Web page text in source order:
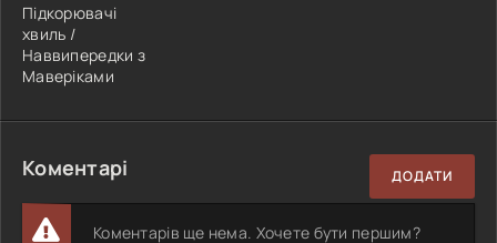
Підкорювачі
хвиль /
Наввипередки з
Маверіками
Коментарі ДОДАТИ
Коментарів ще нема. Хочете бути першим?